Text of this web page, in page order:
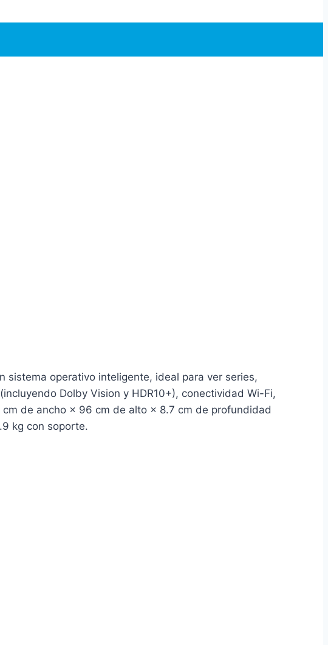
sistema operativo inteligente, ideal para ver series,
Dolby Vision y HDR10+), conectividad Wi-Fi,
cm de ancho × 96 cm de alto × 8.7 cm de profundidad
kg con soporte.